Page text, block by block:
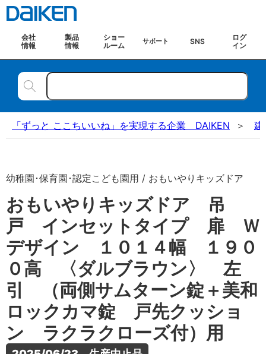
会社
情報
製品
情報
ショー
ルーム
サポート SNS
ログ
イン
「ずっと ここちいいね」を実現する企業 DAIKEN 建
幼稚園･保育園･認定こども園用 / おもいやりキッズドア
おもいやりキッズドア 吊
戸 インセットタイプ 扉 Ｗ
デザイン １０１４幅 １９０
０高 〈ダルブラウン〉 左
引 （両側サムターン錠＋美和
ロックカマ錠 戸先クッショ
ン ラクラクローズ付）用